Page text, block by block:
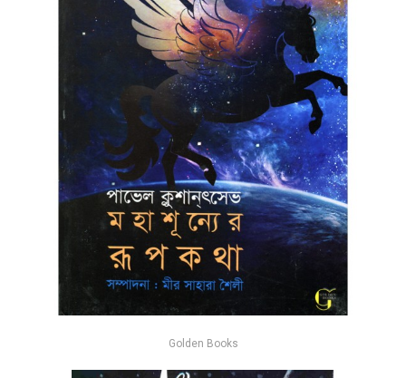
Golden Books
মহাশূন্যের রূপকথা – পাভেল ক্লুশান্ৎসেভ